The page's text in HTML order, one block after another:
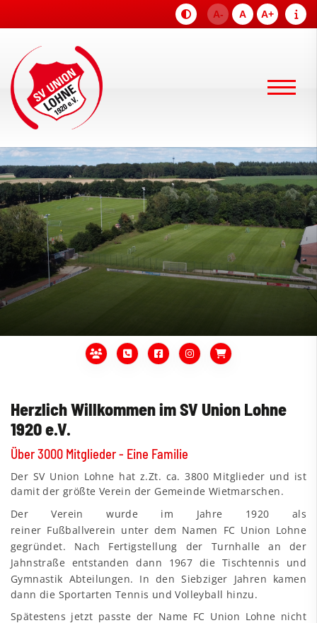
A- A A+
Herzlich Willkommen im SV Union Lohne
1920 e.V.
Über 3000 Mitglieder - Eine Familie
Der SV Union Lohne hat z.Zt. ca. 3800 Mitglieder und ist
damit der größte Verein der Gemeinde Wietmarschen.
Der Verein wurde im Jahre 1920 als
reiner Fußballverein unter dem Namen FC Union Lohne
gegründet. Nach Fertigstellung der Turnhalle an der
Jahnstraße entstanden dann 1967 die Tischtennis und
Gymnastik Abteilungen. In den Siebziger Jahren kamen
dann die Sportarten Tennis und Volleyball hinzu.
Spätestens jetzt passte der Name FC Union Lohne nicht